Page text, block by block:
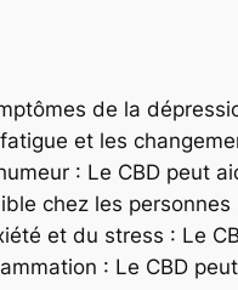
de la
et les
: Le CBD peut
chez les
et du stress : Le
: Le CBD